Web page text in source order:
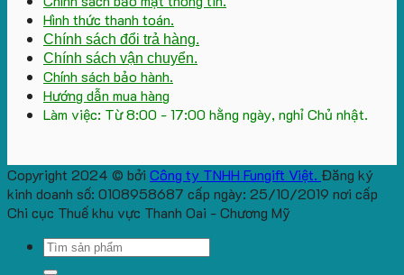
Hình thức thanh toán.
Chính sách đổi trả hàng.
Chính sách vận chuyển.
Chính sách bảo hành.
Hướng dẫn mua hàng
Làm việc: Từ 8:00 - 17:00 hằng ngày, nghỉ Chủ nhật.
Copyright 2024 © bởi Công ty TNHH Fungift Việt. Đăng ký
kinh doanh số: 0108958687 cấp ngày: 25/10/2019 nơi cấp
Chi cục Thuế khu vực Thanh Oai - Chương Mỹ
Search